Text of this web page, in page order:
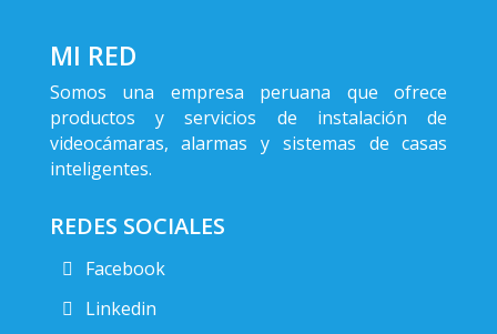
MI RED
Somos una empresa peruana que ofrece
productos y servicios de instalación de
videocámaras, alarmas y sistemas de casas
inteligentes.
REDES SOCIALES
Facebook
Linkedin